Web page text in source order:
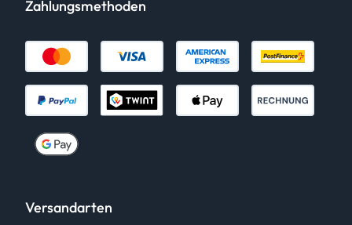
Zahlungsmethoden
Versandarten